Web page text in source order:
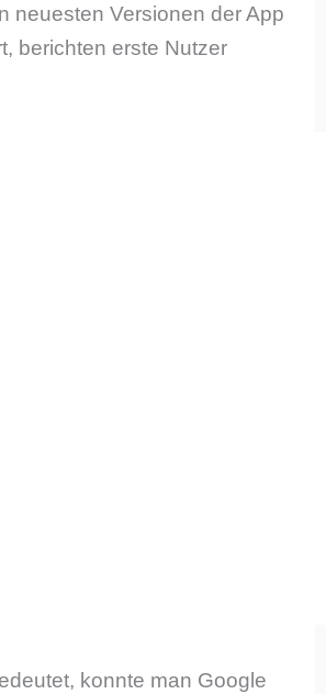
neuesten Versionen der App
berichten erste Nutzer
konnte man Google